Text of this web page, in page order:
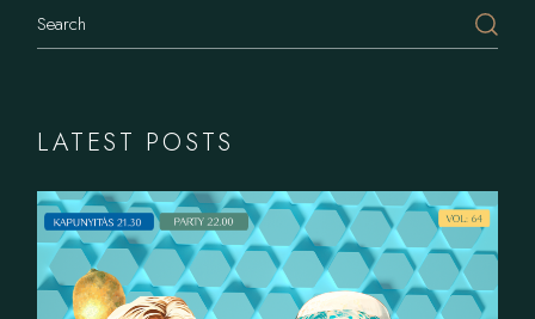
LATEST POSTS